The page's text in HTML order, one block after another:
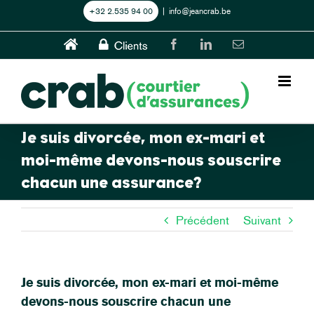
+32 2.535 94 00 info@jeancrab.be
Home CLIENTS FacebookLinkedInEmail
Je suis divorcée, mon ex-mari et
moi-même devons-nous souscrire
chacun une assurance?
Précédent Suivant
Je suis divorcée, mon ex-mari et moi-même
devons-nous souscrire chacun une